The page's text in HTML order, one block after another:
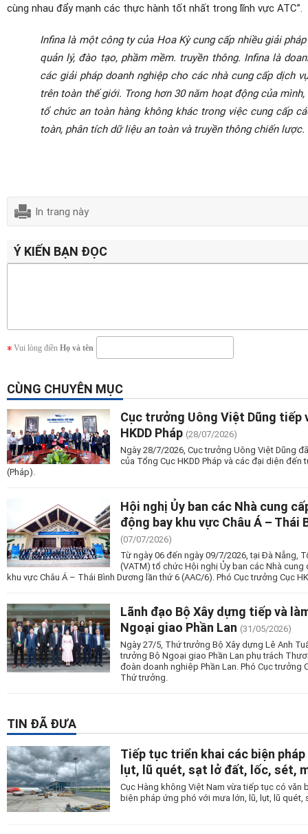
cùng nhau đẩy mạnh các thực hành tốt nhất trong lĩnh vực ATC”.
Infina là một công ty của Hoa Kỳ cung cấp nhiều giải
quản lý, đào tạo, phầm mềm. truyền thông. Infina là
các giải pháp doanh nghiệp cho các nhà cung cấp dịch
trên toàn thế giới. Trong hơn 30 năm hoạt động của
tổ chức an toàn hàng không khác trong việc cung cấp
toàn, phân tích dữ liệu an toàn và truyền thông chiến lược.
In trang này
Ý KIẾN BẠN ĐỌC
Vui lòng điền Họ và tên
CÙNG CHUYÊN MỤC
Cục trưởng Uông Việt Dũng tiếp
HKDD Pháp (28/07/2026)
Ngày 28/7/2026, Cục trưởng Uông Việt Dũng
của Tổng Cục HKDD Pháp và các đại diện
(Pháp).
Hội nghị Ủy ban các Nhà cung
động bay khu vực Châu Á – Thái
(07/07/2026)
Từ ngày 06 đến ngày 09/7/2026, tại Đà Nẵng,
(VATM) tổ chức Hội nghị Ủy ban các Nhà
khu vực Châu Á – Thái Bình Dương lần thứ 6 (AAC/6). Phó Cục trưởng Cục
Lãnh đạo Bộ Xây dựng tiếp và
Ngoại giao Phần Lan (31/05/2026)
Ngày 27/5, Thứ trưởng Bộ Xây dựng Lê Anh
trưởng Bộ Ngoại giao Phần Lan phụ trách
đoàn doanh nghiệp Phần Lan. Phó Cục trưởng
Thứ trưởng.
TIN ĐÃ ĐƯA
Tiếp tục triển khai các biện
lụt, lũ quét, sạt lở đất, lốc, sét,
Cục Hàng không Việt Nam vừa tiếp tục có văn
biện pháp ứng phó với mưa lớn, lũ, lụt, lũ quét,